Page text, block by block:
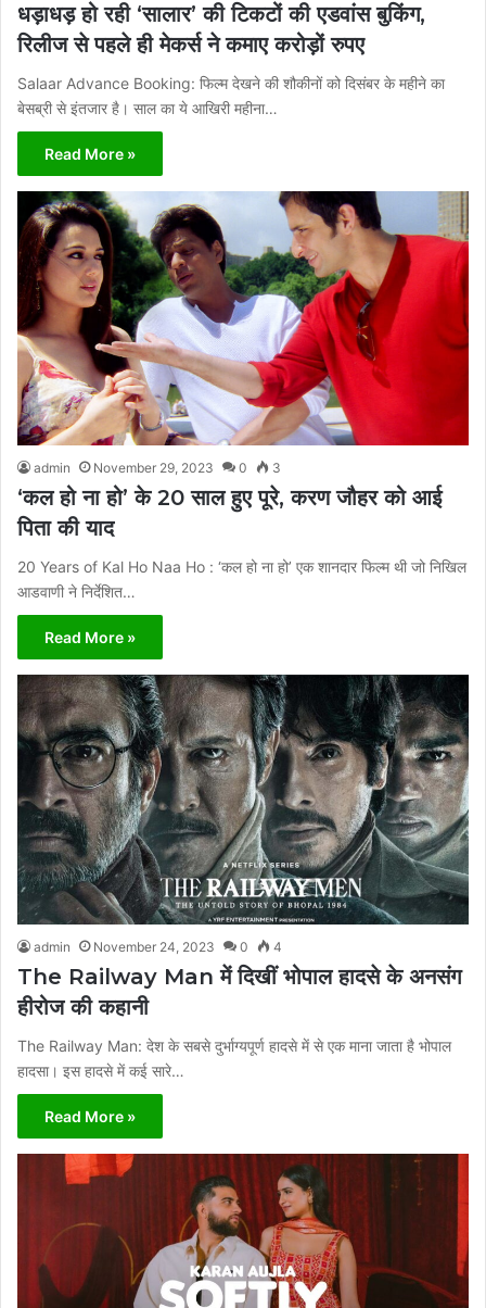
धड़ाधड़ हो रही ‘सालार’ की टिकटों की एडवांस बुकिंग,
रिलीज से पहले ही मेकर्स ने कमाए करोड़ों रुपए
Salaar Advance Booking: फिल्म देखने की शौकीनों को दिसंबर के महीने का
बेसब्री से इंतजार है। साल का ये आखिरी महीना…
Read More »
admin November 29, 2023 0 3
‘कल हो ना हो’ के 20 साल हुए पूरे, करण जौहर को आई
पिता की याद
20 Years of Kal Ho Naa Ho : ‘कल हो ना हो’ एक शानदार फिल्म थी जो निखिल
आडवाणी ने निर्देशित…
Read More »
admin November 24, 2023 0 4
The Railway Man में दिखीं भोपाल हादसे के अनसंग
हीरोज की कहानी
The Railway Man: देश के सबसे दुर्भाग्यपूर्ण हादसे में से एक माना जाता है भोपाल
हादसा। इस हादसे में कई सारे…
Read More »